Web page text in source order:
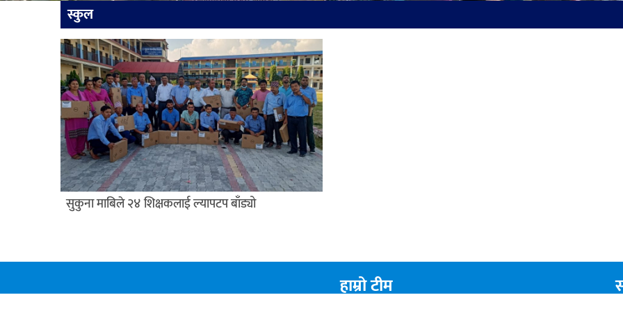
स्कुल
सुकुना माबिले २४ शिक्षकलाई ल्यापटप बाँड्यो
हाम्रो टीम